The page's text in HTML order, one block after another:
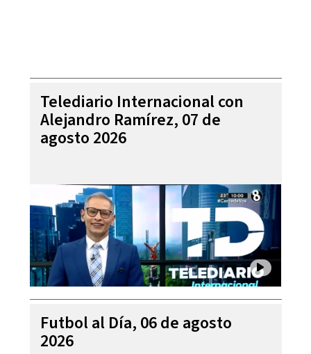
Telediario Internacional con
Alejandro Ramírez, 07 de
agosto 2026
Futbol al Día, 06 de agosto
2026